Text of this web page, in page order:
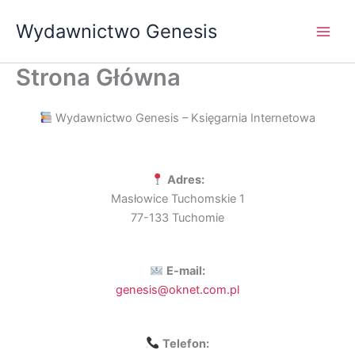
Wydawnictwo Genesis
Strona Główna
Wydawnictwo Genesis – Księgarnia Internetowa
Adres:
Masłowice Tuchomskie 1
77-133 Tuchomie
E-mail:
genesis@oknet.com.pl
Telefon: